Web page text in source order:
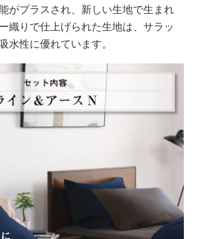
がプラスされ、新しい生地で生まれ
織りで仕上げられた生地は、サラッ
水性に優れています。